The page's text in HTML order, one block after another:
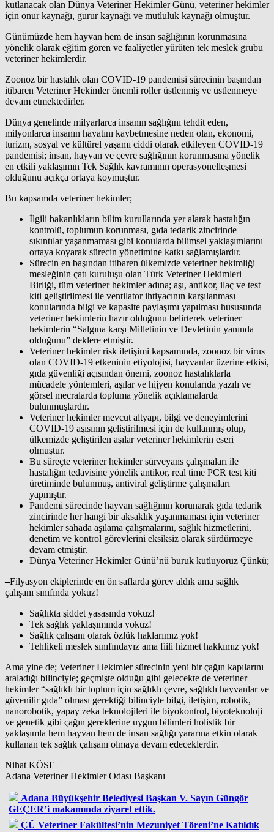
kutlanacak olan Dünya Veteriner Hekimler Günü, veteriner hekimler
için onur kaynağı, gurur kaynağı ve mutluluk kaynağı olmuştur.
Günümüzde hem hayvan hem de insan sağlığının korunmasına
yönelik olarak eğitim gören ve faaliyetler yürüten tek meslek grubu
veteriner hekimlerdir.
Zoonoz bir hastalık olan COVID-19 pandemisi sürecinin başından
itibaren Veteriner Hekimler önemli roller üstlenmiş ve üstlenmeye
devam etmektedirler.
Dünya genelinde milyarlarca insanın sağlığını tehdit eden,
milyonlarca insanın hayatını kaybetmesine neden olan, ekonomi,
turizm, sosyal ve kültürel yaşamı ciddi olarak etkileyen COVID-19
pandemisi; insan, hayvan ve çevre sağlığının korunmasına yönelik
en etkili yaklaşımın Tek Sağlık kavramının operasyonelleşmesi
olduğunu açıkça ortaya koymuştur.
Bu kapsamda veteriner hekimler;
İlgili bakanlıkların bilim kurullarında yer alarak hastalığın
kontrolü, toplumun korunması, gıda tedarik zincirinde
sıkıntılar yaşanmaması gibi konularda bilimsel yaklaşımlarını
ortaya koyarak sürecin yönetimine katkı sağlamışlardır.
Sürecin en başından itibaren ülkemizde veteriner hekimliği
mesleğinin çatı kuruluşu olan Türk Veteriner Hekimleri
Birliği, tüm veteriner hekimler adına; aşı, antikor, ilaç ve test
kiti geliştirilmesi ile ventilator ihtiyacının karşılanması
konularında bilgi ve kapasite paylaşımı yapılması hususunda
veteriner hekimlerin hazır olduğunu belirterek veteriner
hekimlerin “Salgına karşı Milletinin ve Devletinin yanında
olduğunu” deklere etmiştir.
Veteriner hekimler risk iletişimi kapsamında, zoonoz bir virus
olan COVID-19 etkeninin etiyolojisi, hayvanlar üzerine etkisi,
gıda güvenliği açısından önemi, zoonoz hastalıklarla
mücadele yöntemleri, aşılar ve hijyen konularıda yazılı ve
görsel mecralarda topluma yönelik açıklamalarda
bulunmuşlardır.
Veteriner hekimler mevcut altyapı, bilgi ve deneyimlerini
COVID-19 aşısının geliştirilmesi için de kullanmış olup,
ülkemizde geliştirilen aşılar veteriner hekimlerin eseri
olmuştur.
Bu süreçte veteriner hekimler sürveyans çalışmaları ile
hastalığın tedavisine yönelik antikor, real time PCR test kiti
üretiminde bulunmuş, antiviral geliştirme çalışmaları
yapmıştır.
Pandemi sürecinde hayvan sağlığının korunarak gıda tedarik
zincirinde her hangi bir aksaklık yaşanmaması için veteriner
hekimler sahada aşılama çalışmalarını, sağlık hizmetlerini,
denetim ve kontrol görevlerini eksiksiz olarak sürdürmeye
devam etmiştir.
Dünya Veteriner Hekimler Günü’nü buruk kutluyoruz Çünkü;
–Filyasyon ekiplerinde en ön saflarda görev aldık ama sağlık
çalışanı sınıfında yokuz!
Sağlıkta şiddet yasasında yokuz!
Tek sağlık yaklaşımında yokuz!
Sağlık çalışanı olarak özlük haklarımız yok!
Tehlikeli meslek sınıfındayız ama fiili hizmet hakkımız yok!
Ama yine de; Veteriner Hekimler sürecinin yeni bir çağın kapılarını
araladığı bilinciyle; geçmişte olduğu gibi gelecekte de veteriner
hekimler “sağlıklı bir toplum için sağlıklı çevre, sağlıklı hayvanlar ve
güvenilir gıda” olması gerektiği bilinciyle bilgi, iletişim, robotik,
nanorobotik, yapay zeka teknolojileri ile biyokontrol, biyoteknoloji
ve genetik gibi çağın gereklerine uygun bilimleri holistik bir
yaklaşımla hem hayvan hem de insan sağlığı yararına etkin olarak
kullanan tek sağlık çalışanı olmaya devam edeceklerdir.
Nihat KÖSE
Adana Veteriner Hekimler Odası Başkanı
Adana Büyükşehir Belediyesi Başkan V. Sayın Güngör
GEÇER’i makamında ziyaret ettik.
ÇÜ Veteriner Fakültesi’nin Mezuniyet Töreni’ne Katıldık